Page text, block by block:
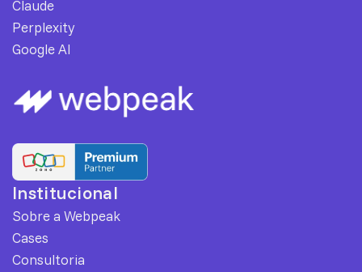
Claude
Perplexity
Google AI
Institucional
Sobre a Webpeak
Cases
Consultoria